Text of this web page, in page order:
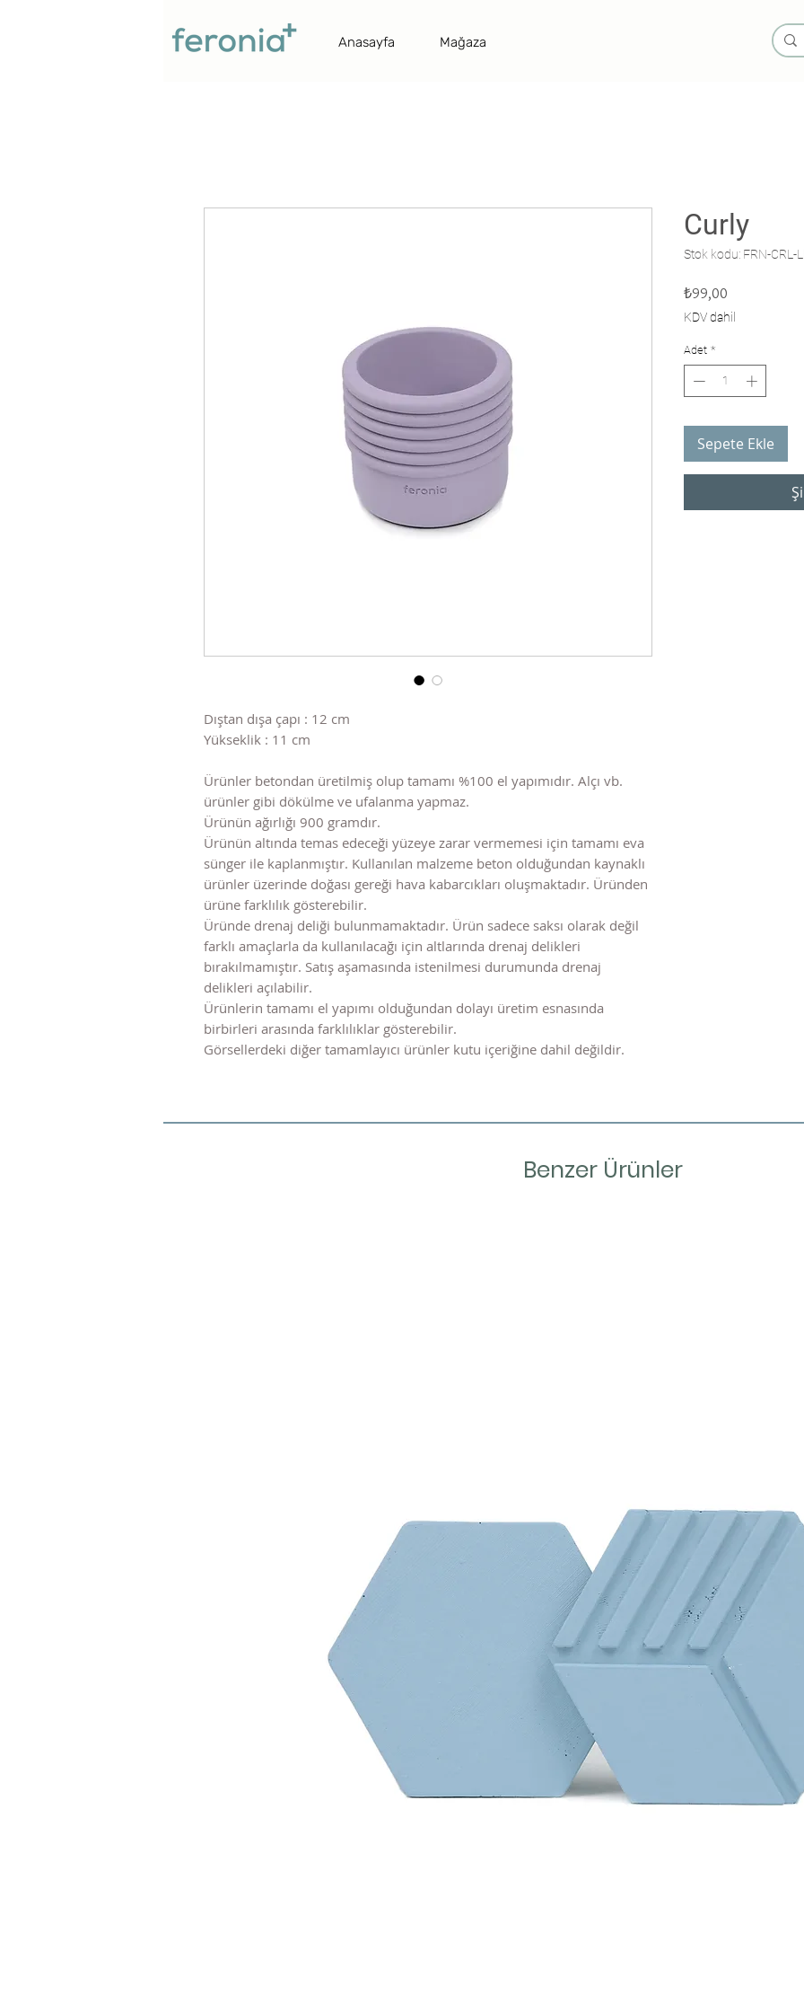
Anasayfa Mağaza
Dıştan dışa çapı : 12 cm
Yükseklik : 11 cm
Ürünler betondan üretilmiş olup tamamı %100 el yapımıdır. Alçı vb.
ürünler gibi dökülme ve ufalanma yapmaz.
Ürünün ağırlığı 900 gramdır.
Ürünün altında temas edeceği yüzeye zarar vermemesi için tamamı eva
sünger ile kaplanmıştır. Kullanılan malzeme beton olduğundan kaynaklı
ürünler üzerinde doğası gereği hava kabarcıkları oluşmaktadır. Üründen
ürüne farklılık gösterebilir.
Üründe drenaj deliği bulunmamaktadır. Ürün sadece saksı olarak değil
farklı amaçlarla da kullanılacağı için altlarında drenaj delikleri
bırakılmamıştır. Satış aşamasında istenilmesi durumunda drenaj
delikleri açılabilir.
Ürünlerin tamamı el yapımı olduğundan dolayı üretim esnasında
birbirleri arasında farklılıklar gösterebilir.
Görsellerdeki diğer tamamlayıcı ürünler kutu içeriğine dahil değildir.
Curly
Stok kodu: FRN-CRL-
₺99,00
KDV dahil
Adet *
Sepete Ekle
Benzer Ürünler